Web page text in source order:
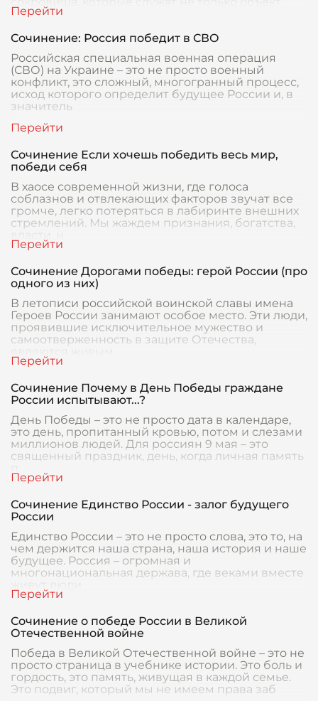
Сочинение: Россия победит в СВО
Российская специальная военная операция
(СВО) на Украине – это не просто военный
конфликт, это сложный, многогранный процесс,
исход которого определит будущее России и, в
значитель
Сочинение Если хочешь победить весь мир,
победи себя
В хаосе современной жизни, где голоса
соблазнов и отвлекающих факторов звучат все
громче, легко потеряться в лабиринте внешних
стремлений. Мы жаждем признания, богатства,
Сочинение Дорогами победы: герой России (про
одного из них)
В летописи российской воинской славы имена
Героев России занимают особое место. Эти люди,
проявившие исключительное мужество и
самоотверженность в защите Отечества,
Сочинение Почему в День Победы граждане
России испытывают...?
День Победы – это не просто дата в календаре,
это день, пропитанный кровью, потом и слезами
миллионов людей. Для россиян 9 мая – это
священный праздник, день, когда личная память
Сочинение Единство России - залог будущего
России
Единство России – это не просто слова, это то, на
чем держится наша страна, наша история и наше
будущее. Россия – огромная и
многонациональная держава, где веками вместе
Сочинение о победе России в Великой
Отечественной войне
Победа в Великой Отечественной войне – это не
просто страница в учебнике истории. Это боль и
гордость, это память, живущая в каждой семье.
Это подвиг, который мы не имеем права заб